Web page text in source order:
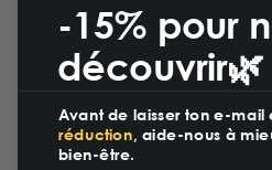
THC
-15% pour
découvrir🌿
Avant de laisser ton e-mail
réduction, aide-nous à
bien-être.